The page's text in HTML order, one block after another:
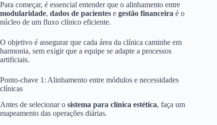
Para começar, é essencial entender que o alinhamento entre
modularidade, dados de pacientes e gestão financeira é o
núcleo de um fluxo clínico eficiente.
O objetivo é assegurar que cada área da clínica caminhe em
harmonia, sem exigir que a equipe se adapte a processos
artificiais.
Ponto-chave 1: Alinhamento entre módulos e necessidades
clínicas
Antes de selecionar o sistema para clínica estética, faça um
mapeamento das operações diárias.